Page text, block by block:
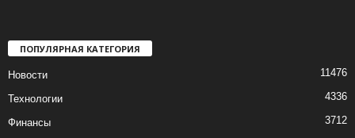
ПОПУЛЯРНАЯ КАТЕГОРИЯ
Новости 11476
Технологии 4336
Финансы 3712